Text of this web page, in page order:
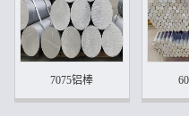
7075铝棒